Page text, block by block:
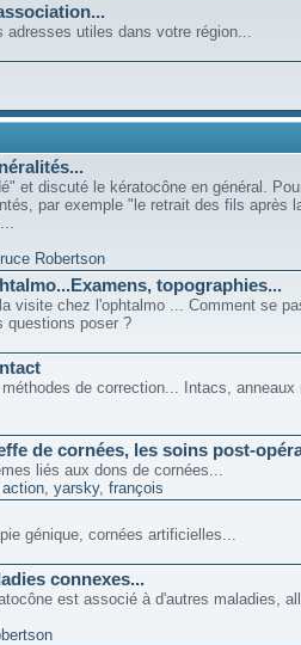
adresses utiles dans votre région...
et discuté le kératocône en général.
par exemple "le retrait des fils après
Robertson
topographies...
visite chez l'ophtalmo ... Comment se
questions poser ?
de correction... Intacs, anneaux
de cornées, les soins post-
liés aux dons de cornées...
action, yarsky, françois
génique, cornées artificielles...
connexes...
est associé à d'autres maladies,